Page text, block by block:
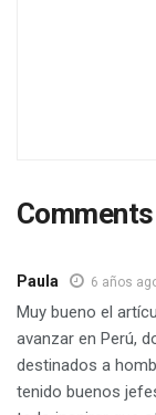
Comments
Paula 6 años
Muy bueno el
avanzar en Perú,
destinados a
tenido buenos